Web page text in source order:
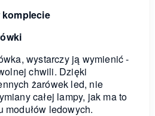
komplecie
wystarczy ją wymienić -
chwili. Dzięki
żarówek led, nie
całej lampy, jak ma to
modułów ledowych.